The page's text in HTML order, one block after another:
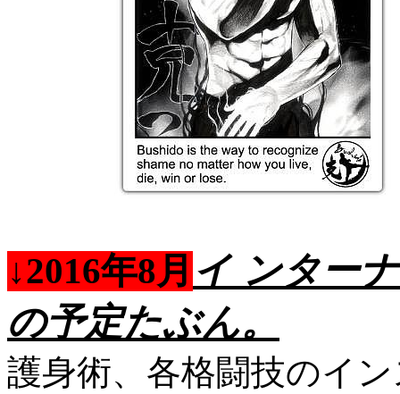
↓2016年8月 イ ンター
の予定たぶん。
護身術、各格闘技のイ